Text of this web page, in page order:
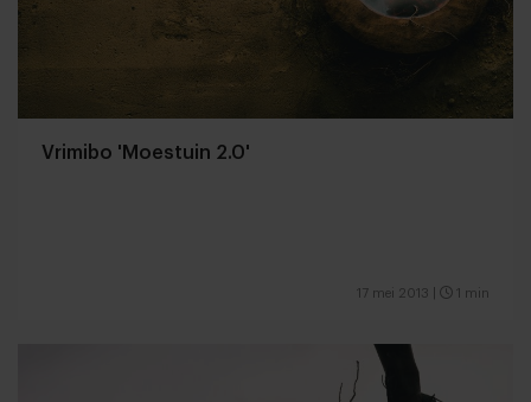
Vrimibo 'Moestuin 2.0'
17 mei 2013 1 min